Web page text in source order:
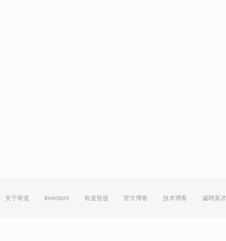
关于有道 Investors 有道智选 官方博客 技术博客 诚聘英才